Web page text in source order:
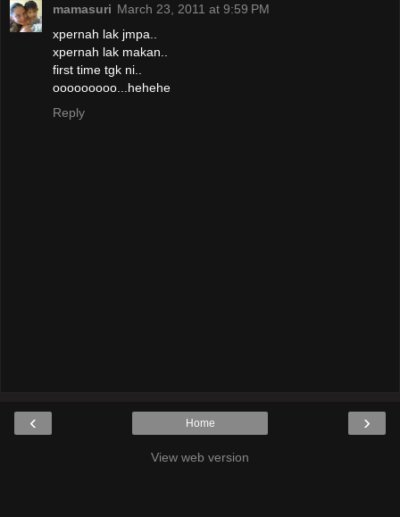
mamasuri March 23, 2011 at 9:59 PM
xpernah lak jmpa..
xpernah lak makan..
first time tgk ni..
ooooooooo...hehehe
Reply
‹ ›
Home
View web version